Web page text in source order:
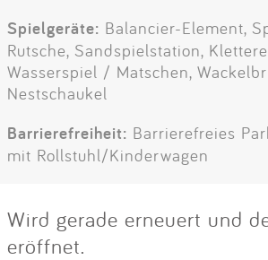
Spielgeräte: Balancier-Element,
Rutsche, Sandspielstation,
Wasserspiel / Matschen,
Nestschaukel
Barrierefreiheit: Barrierefreies
mit Rollstuhl/Kinderwagen
Wird gerade erneuert und
eröffnet.